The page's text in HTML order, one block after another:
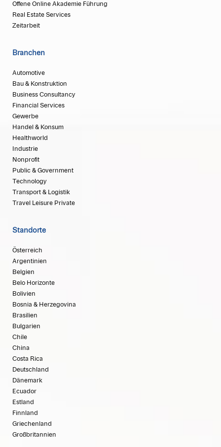
Offene Online Akademie Führung
Real Estate Services
Zeitarbeit
Branchen
Automotive
Bau & Konstruktion
Business Consultancy
Financial Services
Gewerbe
Handel & Konsum
Healthworld
Industrie
Nonprofit
Public & Government
Technology
Transport & Logistik
Travel Leisure Private
Standorte
Österreich
Argentinien
Belgien
Belo Horizonte
Bolivien
Bosnia & Herzegovina
Brasilien
Bulgarien
Chile
China
Costa Rica
Deutschland
Dänemark
Ecuador
Estland
Finnland
Griechenland
Großbritannien